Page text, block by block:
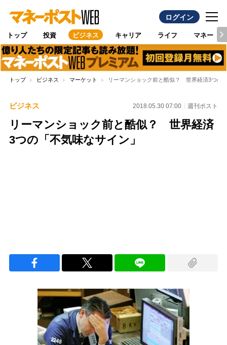
ログイン
トップ 投資 ビジネス キャリア ライフ マネー
トップ ビジネス マーケット リーマンショック前と酷似？ 世界経済3つの
ビジネス 2018.05.30 07:00 週刊ポスト
リーマンショック前と酷似？ 世界経済
3つの「不気味なサイン」